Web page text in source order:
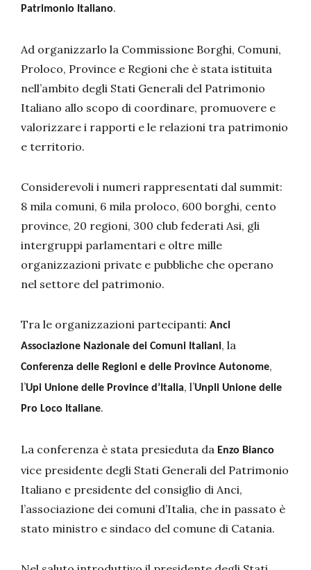
Patrimonio Italiano.
Ad organizzarlo la Commissione Borghi, Comuni,
Proloco, Province e Regioni che è stata istituita
nell’ambito degli Stati Generali del Patrimonio
Italiano allo scopo di coordinare, promuovere e
valorizzare i rapporti e le relazioni tra patrimonio
e territorio.
Considerevoli i numeri rappresentati dal summit:
8 mila comuni, 6 mila proloco, 600 borghi, cento
province, 20 regioni, 300 club federati Asi, gli
intergruppi parlamentari e oltre mille
organizzazioni private e pubbliche che operano
nel settore del patrimonio.
Tra le organizzazioni partecipanti: Anci
Associazione Nazionale dei Comuni Italiani, la
Conferenza delle Regioni e delle Province Autonome,
l’Upi Unione delle Province d’Italia, l’Unpli Unione delle
Pro Loco Italiane.
La conferenza è stata presieduta da Enzo Bianco
vice presidente degli Stati Generali del Patrimonio
Italiano e presidente del consiglio di Anci,
l’associazione dei comuni d’Italia, che in passato è
stato ministro e sindaco del comune di Catania.